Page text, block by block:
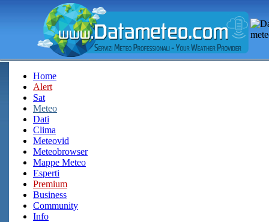
Home
Alert
Sat
Meteo
Dati
Clima
Meteovid
Meteobrowser
Mappe Meteo
Esperti
Premium
Business
Community
Info